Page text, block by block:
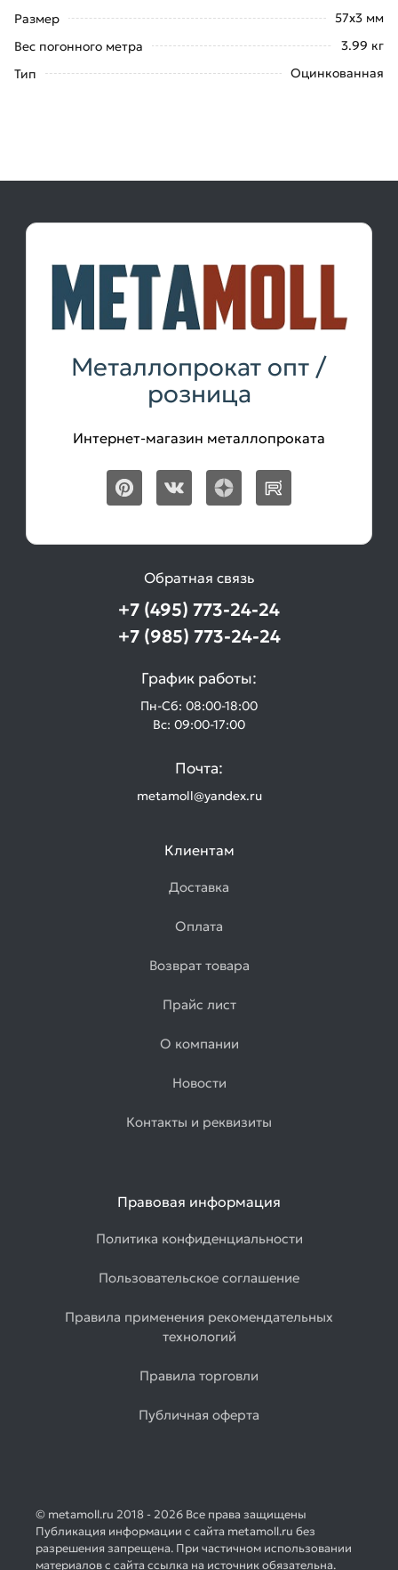
Размер
57х3 мм
Вес погонного метра
3.99 кг
Тип
Оцинкованная
Металлопрокат опт /
розница
Интернет-магазин металлопроката
Обратная связь
+7 (495) 773-24-24
+7 (985) 773-24-24
График работы:
Пн-Сб: 08:00-18:00
Вс: 09:00-17:00
Почта:
metamoll@yandex.ru
Клиентам
Доставка
Оплата
Возврат товара
Прайс лист
О компании
Новости
Контакты и реквизиты
Правовая информация
Политика конфиденциальности
Пользовательское соглашение
Правила применения рекомендательных
технологий
Правила торговли
Публичная оферта
© metamoll.ru 2018 - 2026 Все права защищены
Публикация информации с сайта metamoll.ru без
разрешения запрещена. При частичном использовании
материалов с сайта ссылка на источник обязательна.